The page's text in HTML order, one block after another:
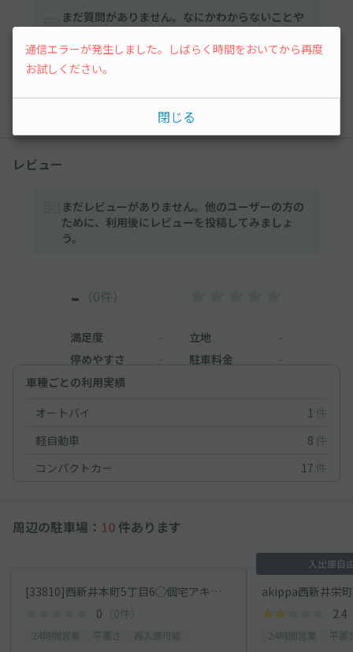
まだ質問がありません。なにかわからないことや
不安な点があれば気軽に質問してみましょう。
レビュー
まだレビューがありません。他のユーザーの方の
ために、利用後にレビューを投稿してみましょ
う。
- （0件）
満足度 立地
停めやすさ
駐車料金
車種ごとの利用実績
オートバイ
1 件
軽自動車
8 件
コンパクトカー
17 件
周辺の駐車場： 10 件あります
[33810]西新井本町5丁目6◯個宅アキッパ駐車場
0 （0件）
入出庫自
akippa西新井栄
2.4
通信エラーが発生しました。しばらく時間をおいてから再度
お試しください。
閉じる